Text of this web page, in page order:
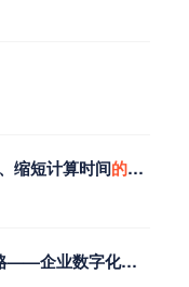
、缩短计算时间的方法（
企业数字化转型